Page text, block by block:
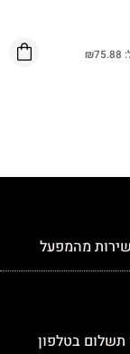
₪75.88
מהמפעל
בטלפון